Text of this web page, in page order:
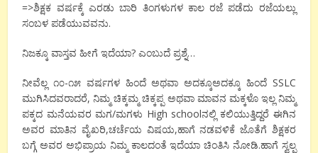
=>ಶಿಕ್ಷಕ ವರ್ಷಕ್ಕೆ ಎರಡು ಬಾರಿ ತಿಂಗಳುಗಳ ಕಾಲ ರಜೆ ಪಡೆದು ರಜೆಯಲ್ಲು
ಸಂಬಳ ಪಡೆಯುವವನು.
ನಿಜಕ್ಕೂ ವಾಸ್ತವ ಹೀಗೆ ಇದೆಯಾ? ಎಂಬುದೆ ಪ್ರಶ್ನೆ…
ನೀವೆಲ್ಲ ೧೦-೧೫ ವರ್ಷಗಳ ಹಿಂದೆ ಅಥವಾ ಅದಕ್ಕೂಅದಕ್ಕೂ ಹಿಂದೆ SSLC
ಮುಗಿಸಿದವರಾದರೆ, ನಿಮ್ಮ ಚಿಕ್ಕಮ್ಮ ಚಿಕ್ಕಪ್ಪ ಅಥವಾ ಮಾವನ ಮಕ್ಕಳೊ ಇಲ್ಲ ನಿಮ್ಮ
ಪಕ್ಕದ ಮನೆಯವರ ಮಗ/ಮಗಳು High schoolನಲ್ಲಿ ಕಲಿಯುತ್ತಿದ್ದರೆ ಈಗಿನ
ಅವರ ಮಾತಿನ ವೈಖರಿ,ಚರ್ಚೆಯ ವಿಷಯ,ಹಾಗೆ ನಡವಳಿಕೆ ಜೊತೆಗೆ ಶಿಕ್ಷಕರ
ಬಗ್ಗೆ ಅವರ ಅಭಿಪ್ರಾಯ ನಿಮ್ಮ ಕಾಲದಂತೆ ಇದೆಯಾ ಚಿಂತಿಸಿ ನೋಡಿ.ಹಾಗೆ ಸ್ವಲ್ಪ